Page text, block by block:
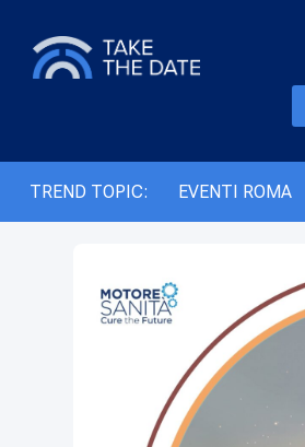
TREND TOPIC: EVENTI ROMA